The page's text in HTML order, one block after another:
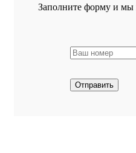
Заполните форму и мы